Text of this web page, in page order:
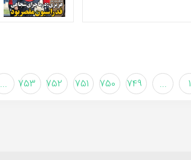
1
...
749
750
751
752
753
...